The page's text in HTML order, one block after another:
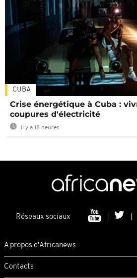
CUBA
Crise énergétique à Cuba :
coupures d'électricité
Il y a 18 heures
Réseaux sociaux
A propos d'Africanews
Contacts